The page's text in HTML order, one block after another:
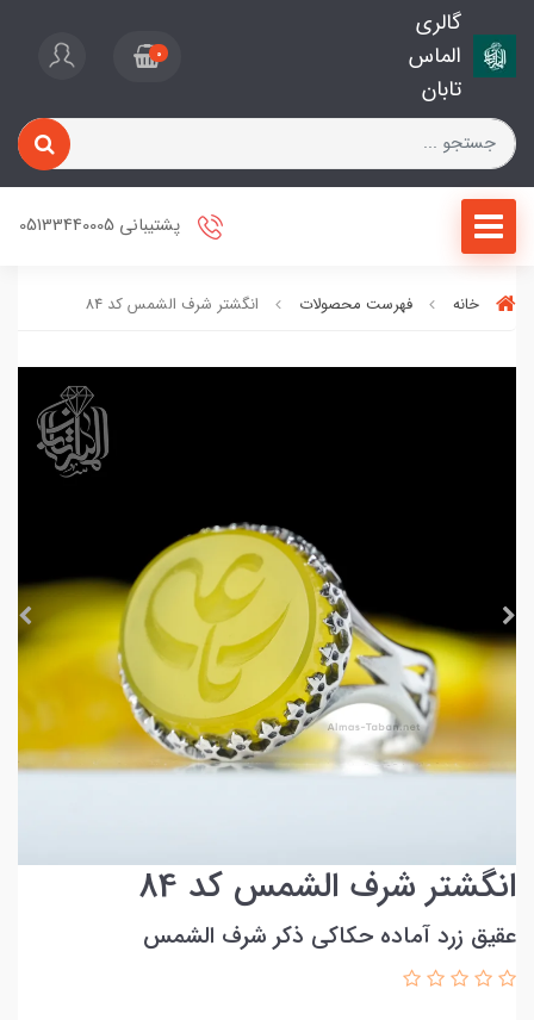
گالری
الماس
تابان
0
پشتیبانی 05133440005
خانه فهرست محصولات انگشتر شرف الشمس کد 84
انگشتر شرف الشمس کد 84
عقیق زرد آماده حکاکی ذکر شرف الشمس